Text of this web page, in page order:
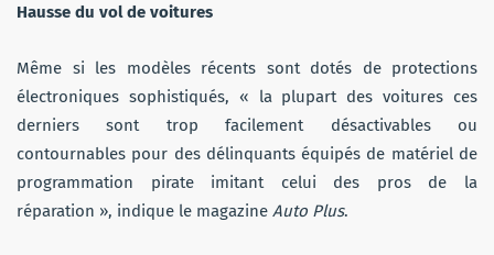
Hausse du vol de voitures
Même si les modèles récents sont dotés de protections
électroniques sophistiqués, « la plupart des voitures ces
derniers sont trop facilement désactivables ou
contournables pour des délinquants équipés de matériel de
programmation pirate imitant celui des pros de la
réparation », indique le magazine Auto Plus.